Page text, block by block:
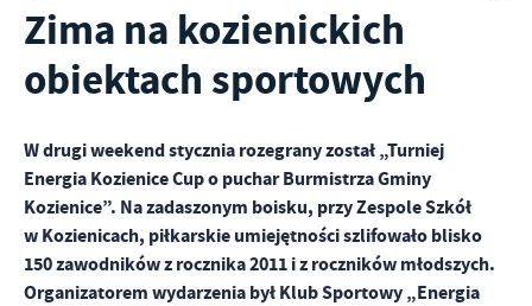
Zima na kozienickich
obiektach sportowych
W drugi weekend stycznia rozegrany został „Turniej
Energia Kozienice Cup o puchar Burmistrza Gminy
Kozienice”. Na zadaszonym boisku, przy Zespole Szkół
w Kozienicach, piłkarskie umiejętności szlifowało blisko
150 zawodników z rocznika 2011 i z roczników młodszych.
Organizatorem wydarzenia był Klub Sportowy „Energia